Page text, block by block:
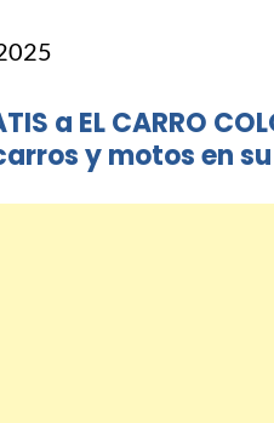
a EL CARRO
y motos en